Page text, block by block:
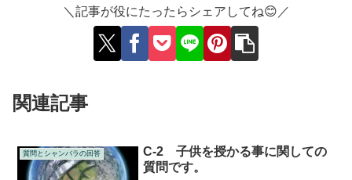
＼記事が役にたったらシェアしてね😊／
関連記事
質問とシャンバラの回答
C-2 子供を授かる事に関しての
質問です。